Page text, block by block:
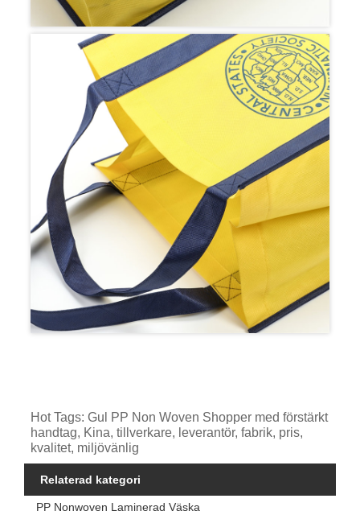
Hot Tags: Gul PP Non Woven Shopper med förstärkt
handtag, Kina, tillverkare, leverantör, fabrik, pris,
kvalitet, miljövänlig
Relaterad kategori
PP Nonwoven Laminerad Väska